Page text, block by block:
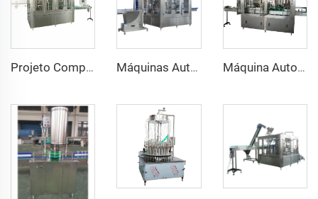
Projeto Completo de Máquina para Planta de Água Mineral Full Automática de A a Z Máquinas Automáticas de Engarrafamento, Enchimento e Vedação para Bebidas Alcoólicas Leves em Garrafas de Vidro Máquina Automática de Engarrafamento de Bebidas Alcoólicas Destiladas, Vodka, Vinho e Whisky em Garrafas de Vidro de 750ml